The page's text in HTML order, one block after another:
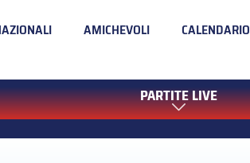
AMICHEVOLI CALENDARIO
PARTITE LIVE